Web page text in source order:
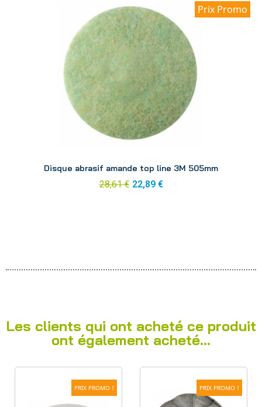
Prix Promo
Disque abrasif amande top line 3M 505mm
28,61 € 22,89 €
Les clients qui ont acheté ce produit
ont également acheté...
PRIX PROMO ! PRIX PROMO !